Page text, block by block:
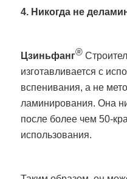
4. Никогда не
Цзиньфанг®
изготавливается с
вспенивания, а не
ламинирования. Она
после более чем 50-
использования.